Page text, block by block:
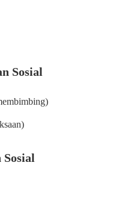
Sosial
Sosial